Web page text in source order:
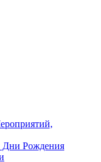
Рождения